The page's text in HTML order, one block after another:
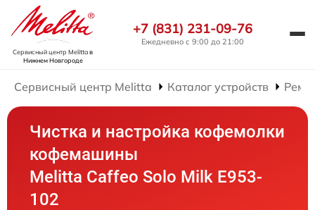
Сервисный центр Melittaв
Нижнем Новгороде
+7 (831) 231-09-76
Ежедневно с 9:00 до 21:00
Сервисный центр Melitta Каталог устройств
Чистка и настройка кофемолки
кофемашины
Melitta Caffeo Solo Milk E953-
102